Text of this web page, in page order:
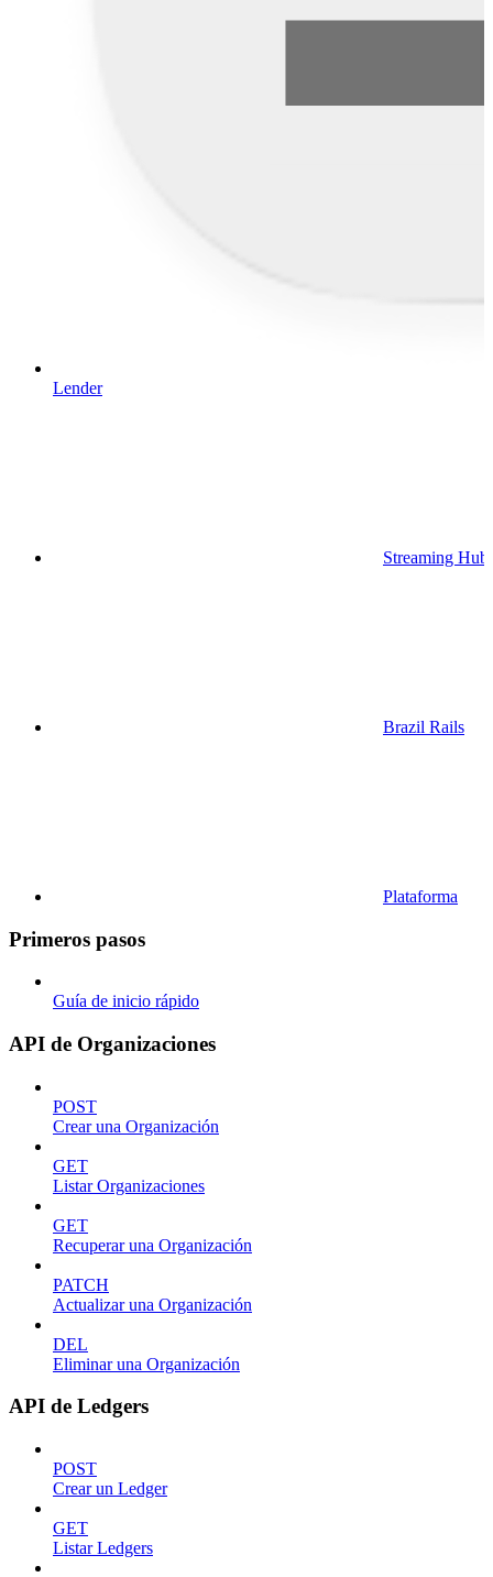
Lender
Streaming Hub
Brazil Rails
Plataforma
Primeros pasos
Guía de inicio rápido
API de Organizaciones
POST
Crear una Organización
GET
Listar Organizaciones
GET
Recuperar una Organización
PATCH
Actualizar una Organización
DEL
Eliminar una Organización
API de Ledgers
POST
Crear un Ledger
GET
Listar Ledgers